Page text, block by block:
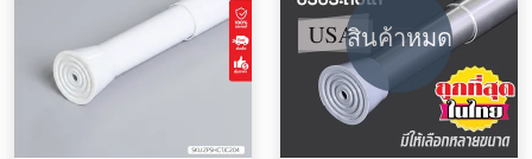
สินค้าหมด